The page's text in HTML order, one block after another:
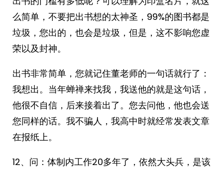
么简单，不要把出书想的太神圣，99%的图书都是
垃圾，您出的，也会是垃圾，但是，这不影响您虚
荣以及封神。
出书非常简单，您就记住董老师的一句话就行了：
我想出。当年蝉禅来找我，我送他的就是这句话，
他很不自信，后来接着出了。您去问他，他也会送
您同样的话。我不骗人，我高中时就经常发表文章
在报纸上。
12、问：体制内工作20多年了，依然大头兵，是该